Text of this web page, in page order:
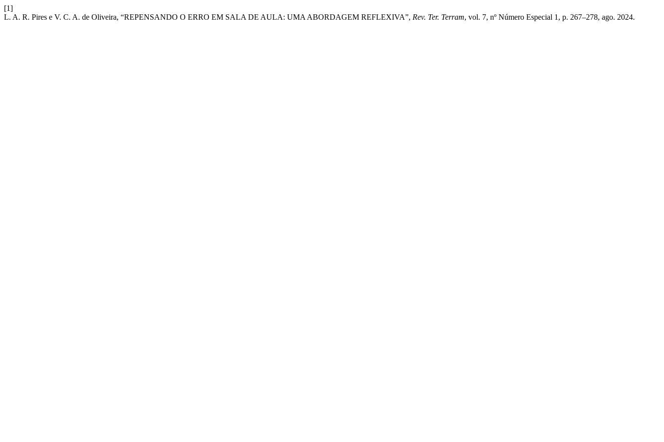
[1]
L. A. R. Pires e V. C. A. de Oliveira, “REPENSANDO O ERRO EM SALA DE AULA: UMA ABORDAGEM REFLEXIVA”, Rev. Ter. Terram, vol. 7, nº Número Especial 1, p. 267–278, ago. 2024.